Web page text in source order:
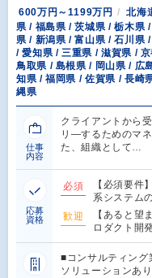
600万円～1199万円
北海
県 / 福島県 / 茨城県 / 栃木県
県 / 新潟県 / 富山県 / 石川県
/ 愛知県 / 三重県 / 滋賀県 /
鳥取県 / 島根県 / 岡山県 / 広
知県 / 福岡県 / 佐賀県 / 長崎
縄県
仕事
内容
クライアントから
リ―するためのマ
た、組織として…
応募
資格
必須
【必須要件
系システム
歓迎
【あると望
ロダクト開
■コンサルティング
ソリューションあ